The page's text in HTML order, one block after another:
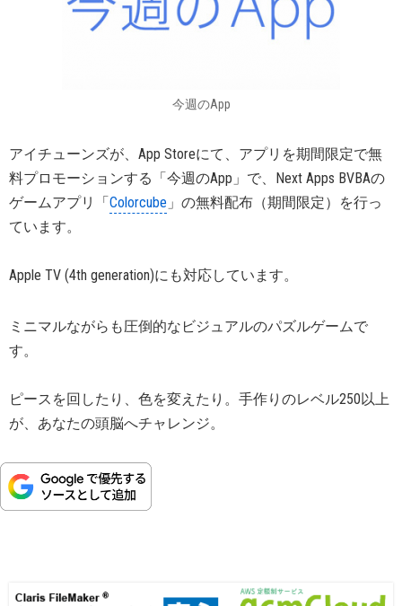
今週のApp
アイチューンズが、App Storeにて、アプリを期間限定で無
料プロモーションする「今週のApp」で、Next Apps BVBAの
ゲームアプリ「Colorcube 」の無料配布（期間限定）を行っ
ています。
Apple TV (4th generation)にも対応しています。
ミニマルながらも圧倒的なビジュアルのパズルゲームで
す。
ピースを回したり、色を変えたり。手作りのレベル250以上
が、あなたの頭脳へチャレンジ。